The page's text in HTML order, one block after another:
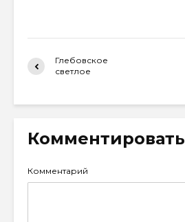
Глебовское
светлое
Комментировать
Комментарий